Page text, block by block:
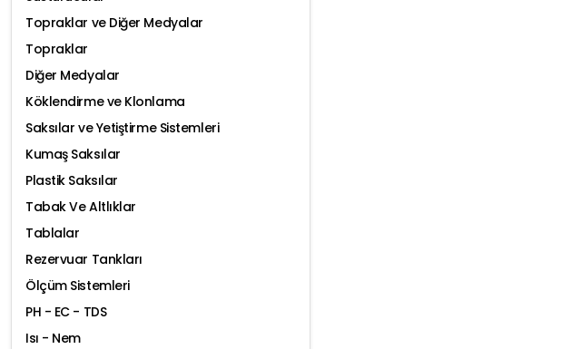
Topraklar ve Diğer Medyalar
Topraklar
Diğer Medyalar
Köklendirme ve Klonlama
Saksılar ve Yetiştirme Sistemleri
Kumaş Saksılar
Plastik Saksılar
Tabak Ve Altlıklar
Tablalar
Rezervuar Tankları
Ölçüm Sistemleri
PH - EC - TDS
Isı - Nem